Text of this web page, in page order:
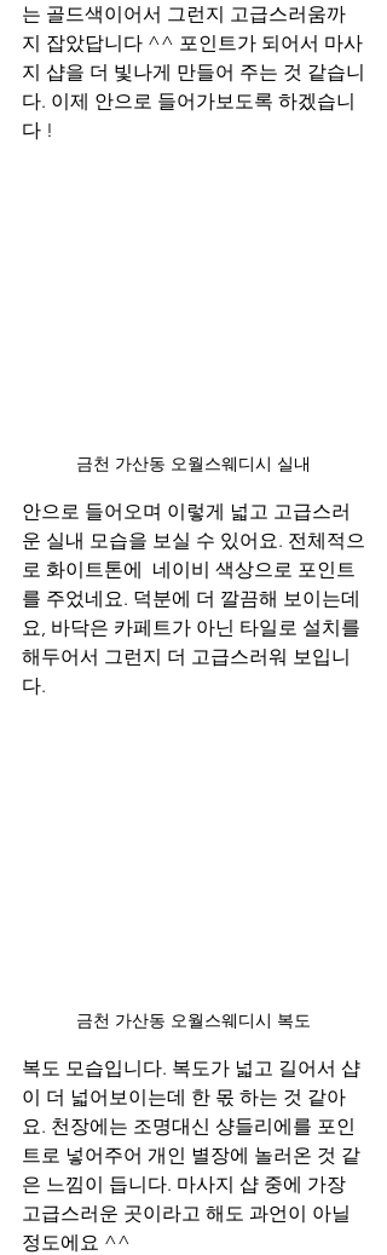
는 골드색이어서 그런지 고급스러움까
지 잡았답니다 ^^ 포인트가 되어서 마사
지 샵을 더 빛나게 만들어 주는 것 같습니
다. 이제 안으로 들어가보도록 하겠습니
다 !
금천 가산동 오월스웨디시 실내
안으로 들어오며 이렇게 넓고 고급스러
운 실내 모습을 보실 수 있어요. 전체적으
로 화이트톤에  네이비 색상으로 포인트
를 주었네요. 덕분에 더 깔끔해 보이는데
요, 바닥은 카페트가 아닌 타일로 설치를
해두어서 그런지 더 고급스러워 보입니
다.
금천 가산동 오월스웨디시 복도
복도 모습입니다. 복도가 넓고 길어서 샵
이 더 넓어보이는데 한 몫 하는 것 같아
요. 천장에는 조명대신 샹들리에를 포인
트로 넣어주어 개인 별장에 놀러온 것 같
은 느낌이 듭니다. 마사지 샵 중에 가장
고급스러운 곳이라고 해도 과언이 아닐
정도에요 ^^